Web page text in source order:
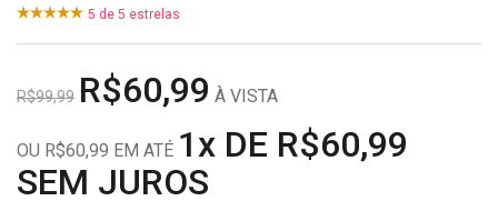
5 de 5 estrelas
R$99,99 R$60,99 À VISTA
OU R$60,99 EM ATÉ 1x DE R$60,99
SEM JUROS